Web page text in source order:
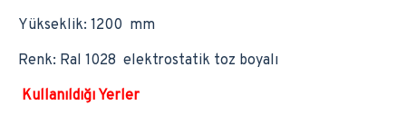
Yükseklik: 1200 mm
Renk: Ral 1028 elektrostatik toz boyalı
Kullanıldığı Yerler